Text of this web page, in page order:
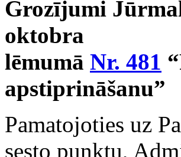
Grozījumi
oktobra
lēmumā Nr. 481
apstiprināšanu”
Pamatojoties uz
sesto punktu,